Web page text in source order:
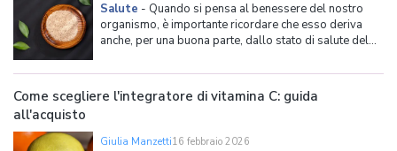
Salute - Quando si pensa al benessere del nostro
organismo, è importante ricordare che esso deriva
anche, per una buona parte, dallo stato di salute del
stomaco e intestino: due organi che, a causa del nostro
odierno stile di vita, sembrano soffrire
Come scegliere l'integratore di vitamina C: guida
all'acquisto
Giulia Manzetti16 febbraio 2026